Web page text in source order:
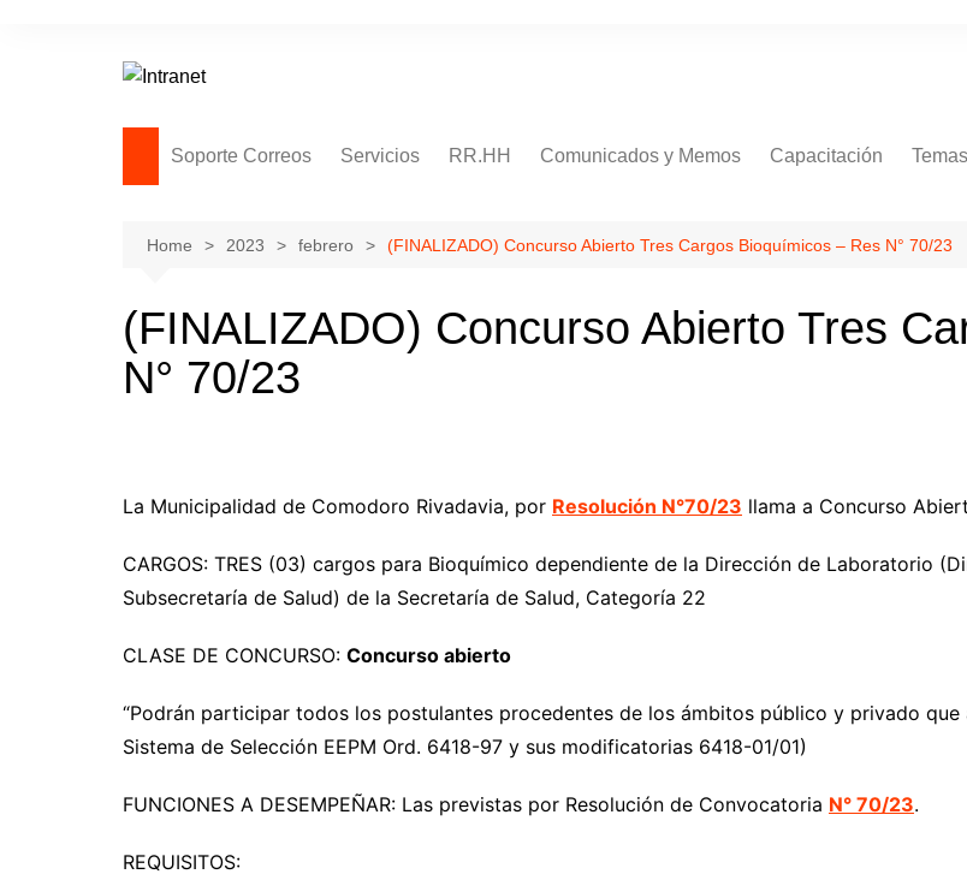
Soporte Correos
Adjuntos – Archivos en la
Thunderbird
Servicios RR.HH Comunicados y Memos Capacitación Temas
Home 2023 febrero (FINALIZADO) Concurso Abierto Tres Cargos Bioquímicos – Res N° 70/23
(FINALIZADO) Concurso Abierto Tres
N° 70/23
La Municipalidad de Comodoro Rivadavia, por Resolución N°70/23 llama a Concurso
CARGOS: TRES (03) cargos para Bioquímico dependiente de la Dirección de Laboratorio
Subsecretaría de Salud) de la Secretaría de Salud, Categoría 22
CLASE DE CONCURSO: Concurso abierto
“Podrán participar todos los postulantes procedentes de los ámbitos público y privado
Sistema de Selección EEPM Ord. 6418-97 y sus modificatorias 6418-01/01)
FUNCIONES A DESEMPEÑAR: Las previstas por Resolución de Convocatoria N° 70/23.
REQUISITOS: